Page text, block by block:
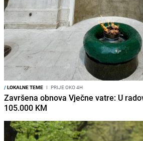
/LOKALNE TEME I PRIJE OKO 4H
Završena obnova Vječne vatre: U
105.000 KM